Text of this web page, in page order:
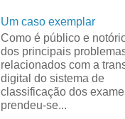
Um caso exemplar
Como é público e
dos principais
relacionados com a
digital do sistema de
classificação dos
prendeu-se...